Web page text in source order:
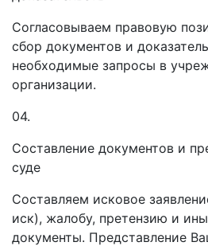
Согласовываем правовую
сбор документов и
необходимые запросы в
организации.
04.
Составление документов и
суде
Составляем исковое
иск), жалобу, претензию и
документы. Представление